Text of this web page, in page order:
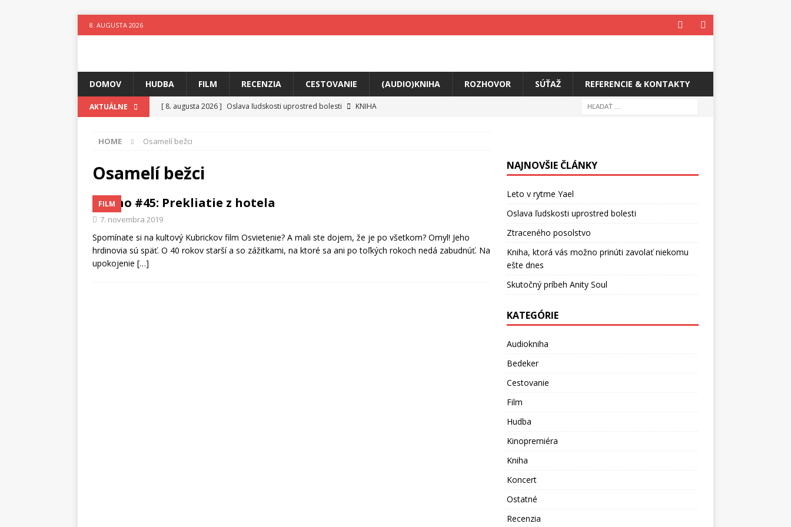
8. AUGUSTA 2026
DOMOV HUDBA FILM RECENZIA CESTOVANIE (AUDIO)KNIHA ROZHOVOR SÚŤAŽ REFERENCIE & KONTAKTY
AKTUÁLNE [ 8. augusta 2026 ] Oslava ľudskosti uprostred bolesti
KNIHA
[ 7. augusta 2026 ]
[ 6. augusta 2026 ]
[ 4. augusta 2026 ] Horkýže Slíže cestou na Monte Mabu
HOME Osamelí bežci
Osamelí bežci
FILM
Kino #45: Prekliatie z hotela
7. novembra 2019
Spomínate si na kultový Kubrickov film Osvietenie? A mali ste dojem, že je po všetkom? Omyl! Jeho
hrdinovia sú späť. O 40 rokov starší a so zážitkami, na ktoré sa ani po toľkých rokoch nedá zabudnúť. Na
upokojenie […]
NAJNOVŠIE ČLÁNKY
Leto v rytme Yael
Oslava ľudskosti uprostred bolesti
Ztraceného posolstvo
Kniha, ktorá vás možno prinúti zavolať niekomu
ešte dnes
Skutočný príbeh Anity Soul
KATEGÓRIE
Audiokniha
Bedeker
Cestovanie
Film
Hudba
Kinopremiéra
Kniha
Koncert
Ostatné
Recenzia